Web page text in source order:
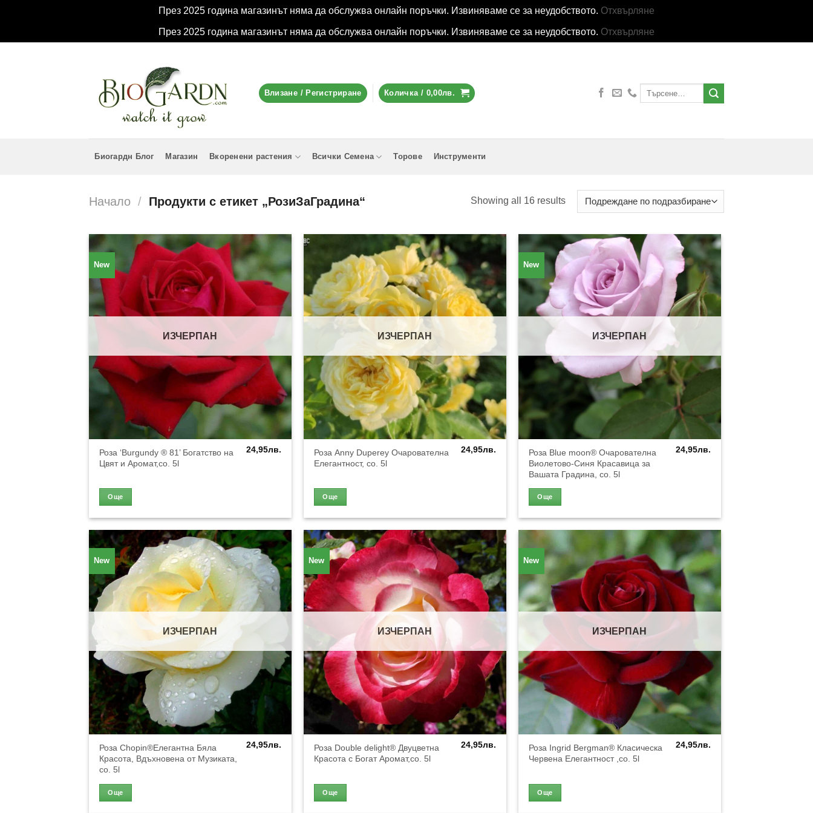
През 2025 година магазинът няма да обслужва онлайн поръчки. Извиняваме се за неудобството. Отхвърляне
През 2025 година магазинът няма да обслужва онлайн поръчки. Извиняваме се за неудобството. Отхвърляне
Влизане / Регистриране Количка / 0,00лв.
Биогардн Блог Магазин Вкоренени растения Всички Семена Торове Инструменти
Начало / Продукти с етикет „РозиЗаГрадина“ Showing all 16 results
New
ИЗЧЕРПАН
Роза ‘Burgundy ® 81’ Богатство на
Цвят и Аромат,co. 5l
24,95лв.
Още
ИЗЧЕРПАН
Роза Anny Duperey Очарователна
Елегантност, co. 5l
24,95лв.
Още
New
ИЗЧЕРПАН
Роза Blue moon® Очарователна
Виолетово-Синя Красавица за
Вашата Градина, co. 5l
24,95лв.
Още
New
ИЗЧЕРПАН
Роза Chopin®Елегантна Бяла
Красота, Вдъхновена от Музиката,
co. 5l
24,95лв.
Още
New
ИЗЧЕРПАН
Роза Double delight® Двуцветна
Красота с Богат Аромат,co. 5l
24,95лв.
Още
New
ИЗЧЕРПАН
Роза Ingrid Bergman® Класическа
Червена Елегантност ,co. 5l
24,95лв.
Още